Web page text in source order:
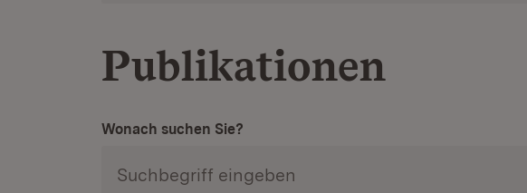
Publikationen
Wonach suchen Sie?